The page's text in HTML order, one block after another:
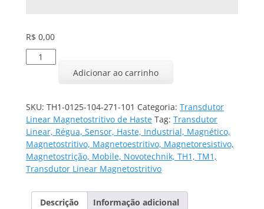
R$ 0,00
Transdutor
Linear
104-
271-
101
quantidade
Adicionar ao carrinho
SKU: TH1-0125-104-271-101 Categoria: Transdutor
Linear Magnetostritivo de Haste Tag: Transdutor
Linear, Régua, Sensor, Haste, Industrial, Magnético,
Magnetostritivo, Magnetoestritivo, Magnetoresistivo,
Magnetostrição, Mobile, Novotechnik, TH1, TM1,
Transdutor Linear Magnetostritivo
Descrição Informação adicional